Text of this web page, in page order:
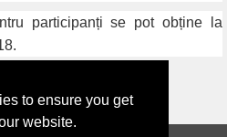
to ensure you get
website.
participanți se pot obține la